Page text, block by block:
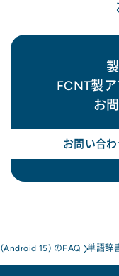
FCNT製
お
お問い合わ
15) のFAQ 単語辞